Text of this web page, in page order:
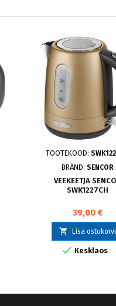
TOOTEKOOD:
BRÄND: SENCOR
VEEKEETJA
SWK1227CH
39,00 €
 Lisa ostukorvi
 Kesklaos